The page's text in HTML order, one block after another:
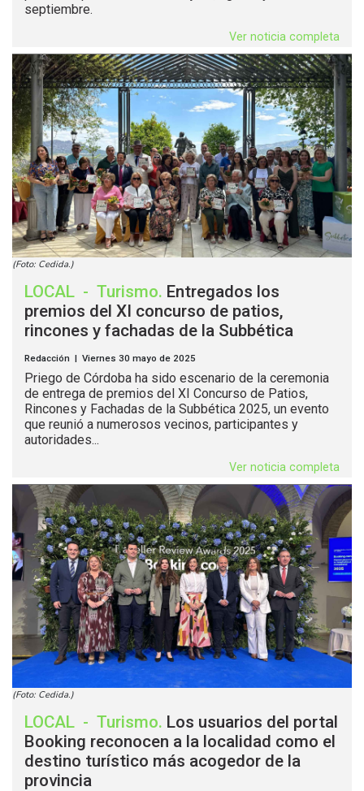
septiembre.
Ver noticia completa
(Foto: Cedida.)
LOCAL - Turismo. Entregados los
premios del XI concurso de patios,
rincones y fachadas de la Subbética
Redacción | Viernes 30 mayo de 2025
Priego de Córdoba ha sido escenario de la ceremonia
de entrega de premios del XI Concurso de Patios,
Rincones y Fachadas de la Subbética 2025, un evento
que reunió a numerosos vecinos, participantes y
autoridades...
Ver noticia completa
(Foto: Cedida.)
LOCAL - Turismo. Los usuarios del portal
Booking reconocen a la localidad como el
destino turístico más acogedor de la
provincia